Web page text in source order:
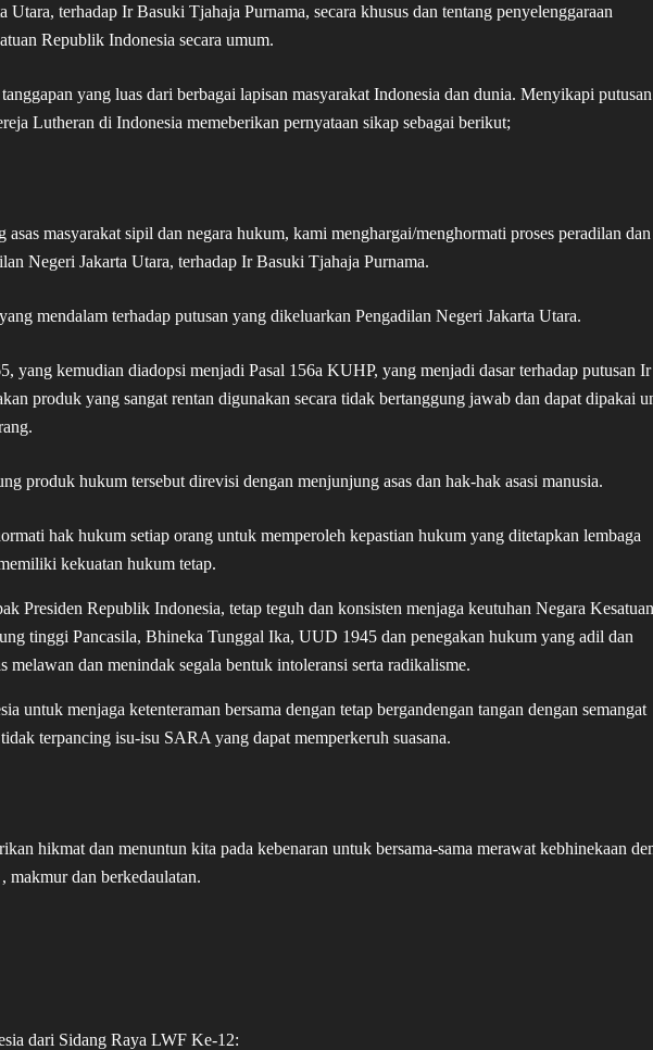
Utara, terhadap Ir Basuki Tjahaja Purnama, secara khusus dan tentang penyelenggaraan
Republik Indonesia secara umum.
yang luas dari berbagai lapisan masyarakat Indonesia dan dunia. Menyikapi putusan
Lutheran di Indonesia memeberikan pernyataan sikap sebagai berikut;
asas masyarakat sipil dan negara hukum, kami menghargai/menghormati proses peradilan dan
Negeri Jakarta Utara, terhadap Ir Basuki Tjahaja Purnama.
mendalam terhadap putusan yang dikeluarkan Pengadilan Negeri Jakarta Utara.
yang kemudian diadopsi menjadi Pasal 156a KUHP, yang menjadi dasar terhadap putusan Ir
produk yang sangat rentan digunakan secara tidak bertanggung jawab dan dapat dipakai
produk hukum tersebut direvisi dengan menjunjung asas dan hak-hak asasi manusia.
hak hukum setiap orang untuk memperoleh kepastian hukum yang ditetapkan lembaga
kekuatan hukum tetap.
Presiden Republik Indonesia, tetap teguh dan konsisten menjaga keutuhan Negara Kesatuan
tinggi Pancasila, Bhineka Tunggal Ika, UUD 1945 dan penegakan hukum yang adil dan
melawan dan menindak segala bentuk intoleransi serta radikalisme.
untuk menjaga ketenteraman bersama dengan tetap bergandengan tangan dengan semangat
terpancing isu-isu SARA yang dapat memperkeruh suasana.
hikmat dan menuntun kita pada kebenaran untuk bersama-sama merawat kebhinekaan
makmur dan berkedaulatan.
dari Sidang Raya LWF Ke-12: